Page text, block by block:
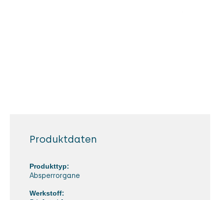
Produktdaten
Produkttyp:
Absperrorgane
Werkstoff: